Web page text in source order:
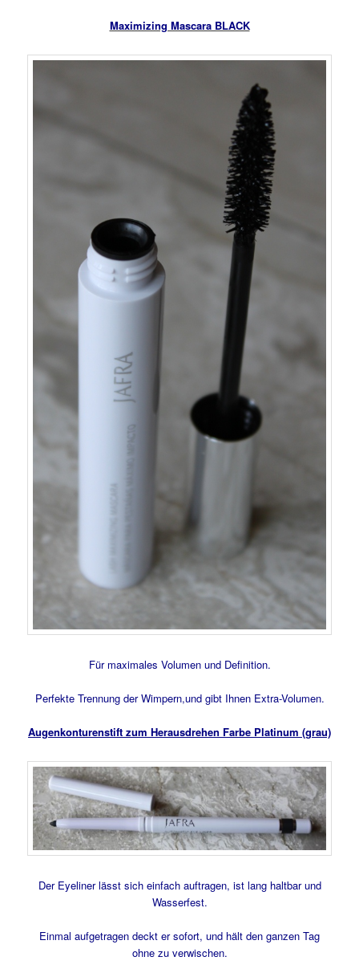
Maximizing Mascara BLACK
Für maximales Volumen und Definition.
Perfekte Trennung der Wimpern,und gibt Ihnen Extra-Volumen.
Augenkonturenstift zum Herausdrehen Farbe Platinum (grau)
Der Eyeliner lässt sich einfach auftragen, ist lang haltbar und
Wasserfest.
Einmal aufgetragen deckt er sofort, und hält den ganzen Tag
ohne zu verwischen.